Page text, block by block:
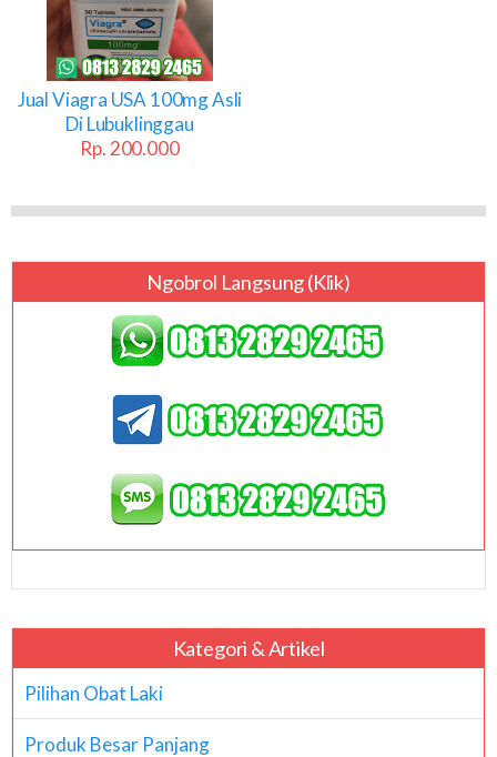
Lubuklinggau
Jual Viagra USA 100mg Asli
Di Lubuklinggau
Rp. 200.000
Ngobrol Langsung (klik)
Kategori & Artikel
Pilihan Obat Laki
Produk Besar Panjang